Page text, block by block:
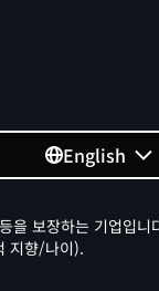
English
을 보장하는 기업입
지향/나이).